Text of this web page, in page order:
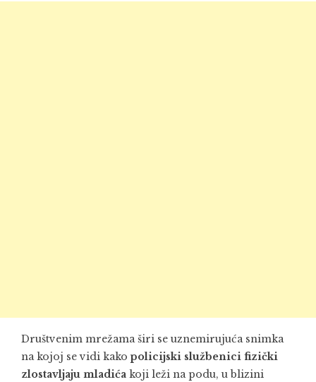
Društvenim mrežama širi se uznemirujuća snimka
na kojoj se vidi kako policijski službenici fizički
zlostavljaju mladića koji leži na podu, u blizini